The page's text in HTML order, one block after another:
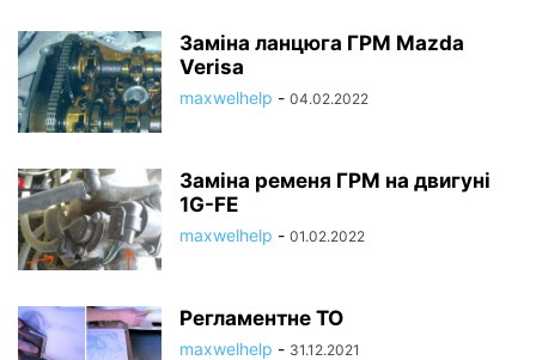
Заміна ланцюга ГРМ Mazda
Verisa
maxwelhelp - 04.02.2022
Заміна ременя ГРМ на двигуні
1G-FE
maxwelhelp - 01.02.2022
Регламентне ТО
maxwelhelp - 31.12.2021